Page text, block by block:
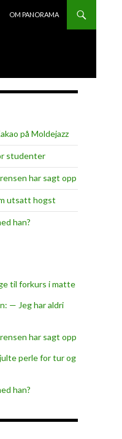
OM PANORAMA
på Moldejazz
studenter
har sagt opp
utsatt hogst
han?
til forkurs i matte
— Jeg har aldri
har sagt opp
perle for tur og
han?